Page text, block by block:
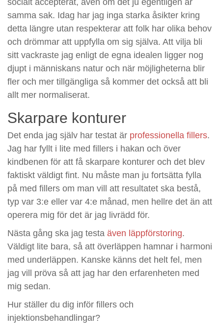
socialt accepterat, även om det ju egentligen är
samma sak. Idag har jag inga starka åsikter kring
detta längre utan respekterar att folk har olika behov
och drömmar att uppfylla om sig själva. Att vilja bli
sitt vackraste jag enligt de egna idealen ligger nog
djupt i människans natur och när möjligheterna blir
fler och mer tillgängliga så kommer det också att bli
allt mer normaliserat.
Skarpare konturer
Det enda jag själv har testat är professionella fillers.
Jag har fyllt i lite med fillers i hakan och över
kindbenen för att få skarpare konturer och det blev
faktiskt väldigt fint. Nu måste man ju fortsätta fylla
på med fillers om man vill att resultatet ska bestå,
typ var 3:e eller var 4:e månad, men hellre det än att
operera mig för det är jag livrädd för.
Nästa gång ska jag testa även läppförstoring.
Väldigt lite bara, så att överläppen hamnar i harmoni
med underläppen. Kanske känns det helt fel, men
jag vill pröva så att jag har den erfarenheten med
mig sedan.
Hur ställer du dig inför fillers och
injektionsbehandlingar?